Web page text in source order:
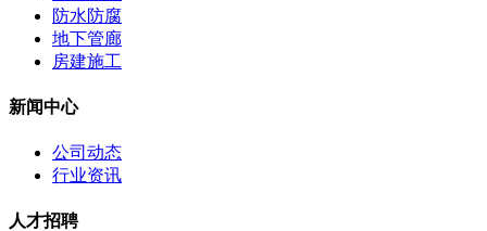
防水防腐
地下管廊
房建施工
新闻中心
公司动态
行业资讯
人才招聘